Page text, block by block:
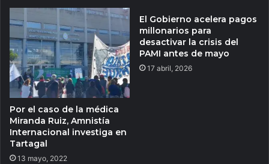
Por el caso de la médica
Miranda Ruiz, Amnistía
Internacional investiga en
Tartagal
13 mayo, 2022
El Gobierno acelera pagos
millonarios para
desactivar la crisis del
PAMI antes de mayo
17 abril, 2026